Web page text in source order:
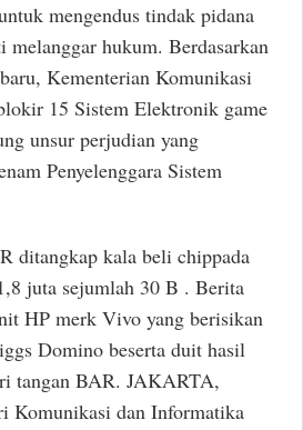
mengendus tindak pidana
hukum. Berdasarkan
Kementerian Komunikasi
15 Sistem Elektronik game
unsur perjudian yang
Penyelenggara Sistem
ditangkap kala beli chippada
juta sejumlah 30 B . Berita
HP merk Vivo yang berisikan
Domino beserta duit hasil
tangan BAR. JAKARTA,
Komunikasi dan Informatika